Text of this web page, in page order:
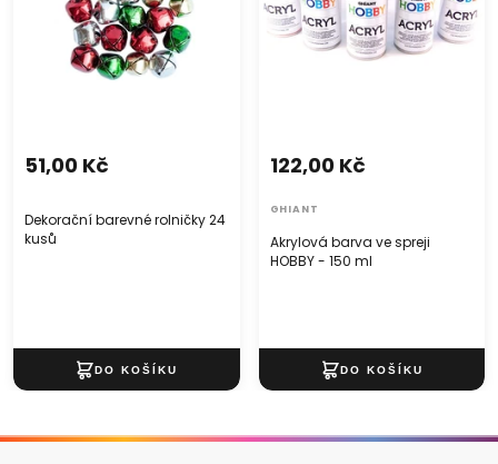
Dekorační barevné rolničky 24
kusů
51,00 Kč
Akrylová barva ve spreji
HOBBY - 150 ml
122,00 Kč
GHIANT